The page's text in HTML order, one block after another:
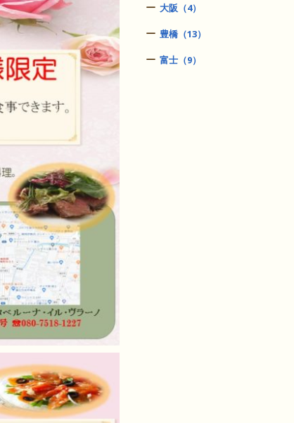
大阪（4）
豊橋（13）
富士（9）